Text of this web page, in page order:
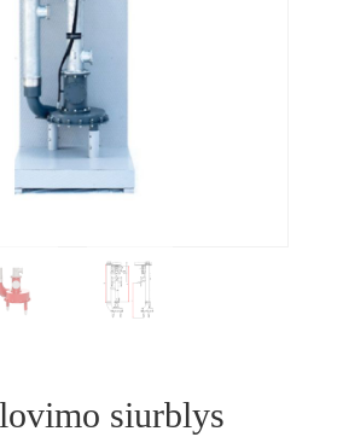
siurblys